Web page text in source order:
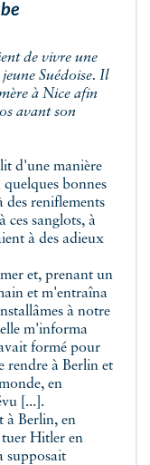
Suédoise. Il
à Nice afin
avant son
d'une manière
bonnes
des reniflements
ces sanglots, à
à des adieux
et, prenant un
et m'entraîna
à notre
m'informa
formé pour
rendre à Berlin et
en
[...].
Berlin, en
tuer Hitler en
supposait